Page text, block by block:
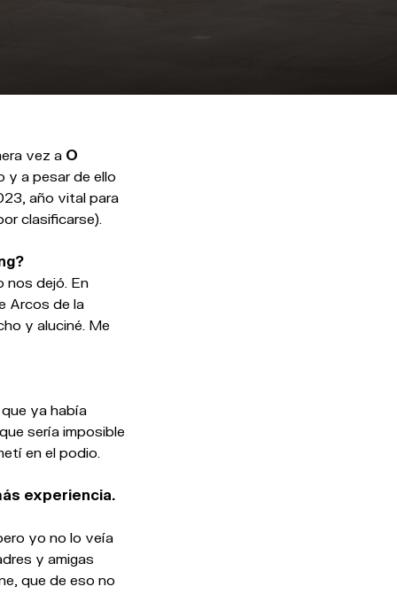
vez a O
y a pesar de ello
año vital para
clasificarse).
nos dejó. En
Arcos de la
y aluciné. Me
ya había
sería imposible
en el podio.
experiencia.
yo no lo veía
y amigas
que de eso no